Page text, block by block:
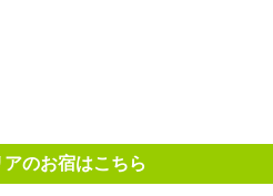
のお宿はこちら